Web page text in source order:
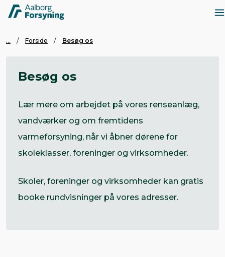
... Forside Besøg os
Besøg os
Lær mere om arbejdet på vores renseanlæg,
vandværker og om fremtidens
varmeforsyning, når vi åbner dørene for
skoleklasser, foreninger og virksomheder.
Skoler, foreninger og virksomheder kan gratis
booke rundvisninger på vores adresser.